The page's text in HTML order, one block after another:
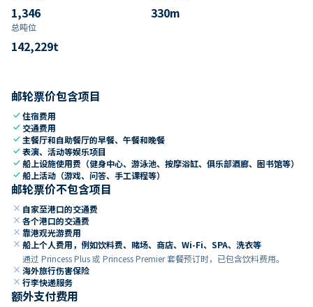
1,346 330m
总吨位
142,229t
邮轮票价包含项目
check住宿费用
check 交通费用
check 主餐厅和自助餐厅的早餐、午餐和晚餐
check表演、活动等娱乐项目
check船上设施使用费（健身中心、游泳池、按摩浴缸、俱乐部酒廊、图书馆等）
check船上活动（游戏、问答、手工课程等）
邮轮票价不包含项目
close 自家至港口的交通费
close 各个港口的交通费
close 靠港观光游费用
close 船上个人费用，例如饮料费、赌场、商店、Wi-Fi、SPA、洗衣等
通过 Princess Plus 或 Princess Premier 套餐预订时，已包含饮料费用。
close 海外旅行伤害保险
close 行李快递服务
额外支付费用